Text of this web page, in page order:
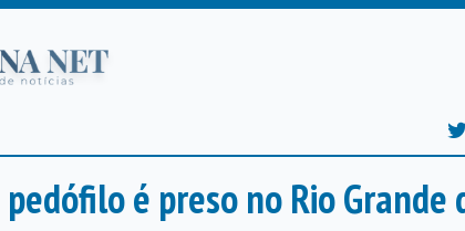
é preso no Rio Grande